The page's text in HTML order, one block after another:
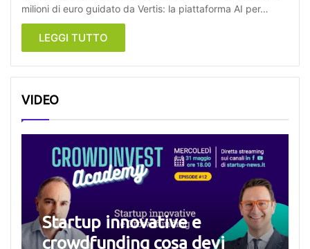
milioni di euro guidato da Vertis: la piattaforma AI per…
LEGGI TUTTO
VIDEO
Startup innovative e
crowdfunding cosa devi